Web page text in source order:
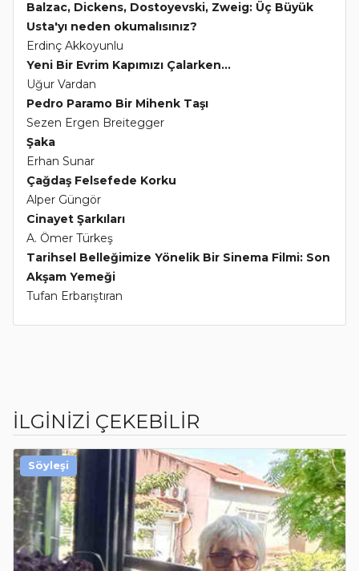
Balzac, Dickens, Dostoyevski, Zweig: Üç Büyük
Usta'yı neden okumalısınız?
Erdinç Akkoyunlu
Yeni Bir Evrim Kapımızı Çalarken...
Uğur Vardan
Pedro Paramo Bir Mihenk Taşı
Sezen Ergen Breitegger
Şaka
Erhan Sunar
Çağdaş Felsefede Korku
Alper Güngör
Cinayet Şarkıları
A. Ömer Türkeş
Tarihsel Belleğimize Yönelik Bir Sinema Filmi: Son
Akşam Yemeği
Tufan Erbarıştıran
İLGİNİZİ ÇEKEBİLİR
Söyleşi